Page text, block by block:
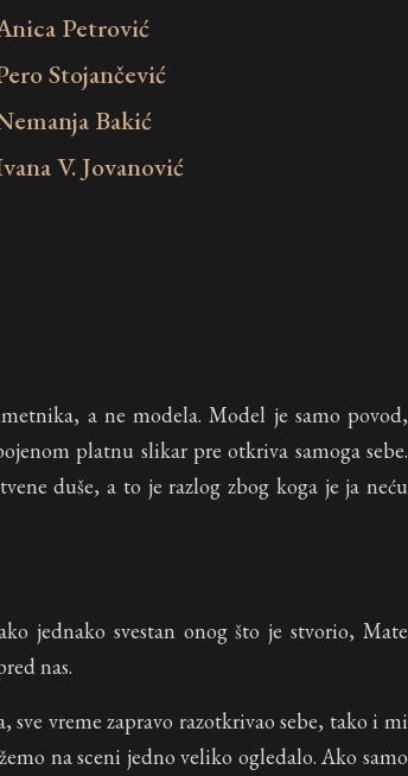
Petrović
Stojančević
Bakić
V. Jovanović
a ne modela. Model je samo povod,
platnu slikar pre otkriva samoga sebe.
duše, a to je razlog zbog koga je ja neću
jednako svestan onog što je stvorio, Mate
nas.
vreme zapravo razotkrivao sebe, tako i mi
na sceni jedno veliko ogledalo. Ako samo